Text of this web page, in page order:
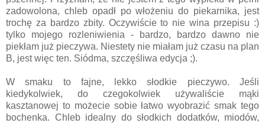
zadowolona, chleb opadł po włożeniu do piekarnika, jest
trochę za bardzo zbity. Oczywiście to nie wina przepisu :)
tylko mojego rozleniwienia - bardzo, bardzo dawno nie
piekłam już pieczywa. Niestety nie miałam już czasu na plan
B, jest więc ten. Siódma, szczęśliwa edycja ;).
W smaku to fajne, lekko słodkie pieczywo. Jeśli
kiedykolwiek, do czegokolwiek używaliście mąki
kasztanowej to możecie sobie łatwo wyobrazić smak tego
bochenka. Chleb idealny do słodkich dodatków, miodów,